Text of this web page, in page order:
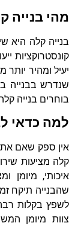
מהי בנייה
בנייה קלה היא
קונסטרוקציות
יעיל ומהיר
שנדרש בבנייה
בוחרים בנייה
למה כדאי
אין ספק שאם אתם
קלה מציעות
איכותי, מיומן
שהבנייה תיקח
לשפץ בקלות רבה
צוות מיומן